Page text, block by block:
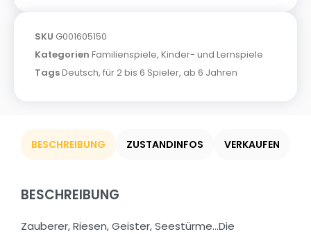
SKU G001605150
Kategorien Familienspiele, Kinder- und Lernspiele
TagsDeutsch, für 2 bis 6 Spieler, ab 6 Jahren
BESCHREIBUNG ZUSTANDINFOS VERKAUFEN
BESCHREIBUNG
Zauberer, Riesen, Geister, Seestürme…Die